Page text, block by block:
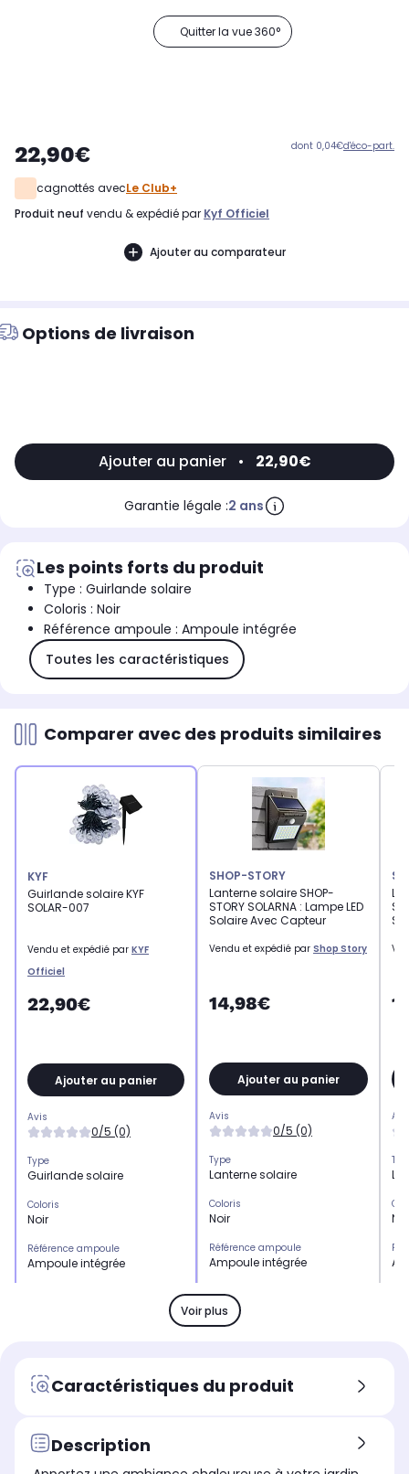
Quitter la vue 360°
22,90€ dont 0,04€d'éco-part.
cagnottés avecLe Club+
produit neuf vendu & expédié par Kyf Officiel
Ajouter au comparateur
Options de livraison
Ajouter au panier • 22,90€
Garantie légale :2 ans
Les points forts du produit
Type : Guirlande solaire
Coloris : Noir
Référence ampoule : Ampoule intégrée
Toutes les caractéristiques
Comparer avec des produits similaires
KYF
Guirlande solaire KYF
SOLAR-007
Vendu et expédié par KYF
Officiel
22,90€
Ajouter au panier
Avis
0/5 (0)
Type
Guirlande solaire
Coloris
Noir
Référence ampoule
Ampoule intégrée
Nombre de LED
-
-
SHOP-STORY
Lanterne solaire SHOP-
STORY SOLARNA : Lampe LED
Solaire Avec Capteur
Vendu et expédié par Shop Story
14,98€
Ajouter au panier
Avis
0/5 (0)
Type
Lanterne solaire
Coloris
Noir
Référence ampoule
Ampoule intégrée
Matériau
-
Nombre de LED
-
Voir plus
Caractéristiques du produit
Description